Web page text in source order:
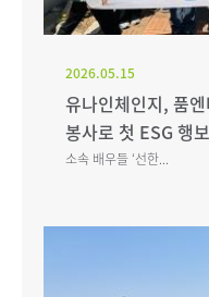
2026.05.15
유나인체인지, 품
봉사로 첫 ESG 행
소속 배우들 ‘선한...